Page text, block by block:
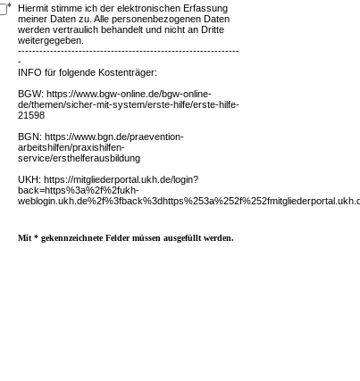
Hiermit stimme ich der elektronischen Erfassung
meiner Daten zu. Alle personenbezogenen Daten
werden vertraulich behandelt und nicht an Dritte
weitergegeben.
--------------------------------------------------------------
-
INFO für folgende Kostenträger:
BGW: https://www.bgw-online.de/bgw-online-
de/themen/sicher-mit-system/erste-hilfe/erste-hilfe-
21598
BGN: https://www.bgn.de/praevention-
arbeitshilfen/praxishilfen-
service/ersthelferausbildung
UKH: https://mitgliederportal.ukh.de/login?
back=https%3a%2f%2fukh-
*
Mit * gekennzeichnete Felder müssen ausgefüllt werden.